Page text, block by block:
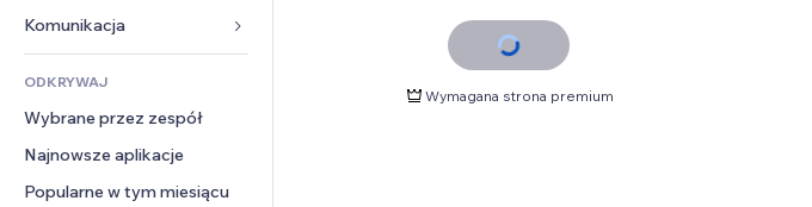
Listy witryn
E-mail
Rachunkowość
Kupony i lojalność
Rozwiązania dla
magazynowania
Dropshipping
Restauracje
Nieruchomości
Rezerwacje
Muzyka
Podkasty
Fotografia
Film
PDF
Udostępnianie plików
Mapy i nawigacja
Prywatność i bezpieczeństwo
Zegar
Szablony stron
Efekty obrazu
Przyciski i menu
Formularze
Ankiety
Czat
Komentarze
ODKRYWAJ
Wybrane przez zespół
Najnowsze aplikacje
Popularne w tym miesiącu
Wymagana strona premium